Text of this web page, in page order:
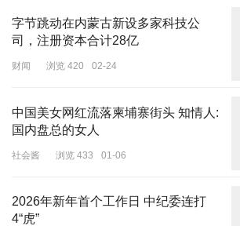
驻日美军厚木基地与日本海上自卫队厚木基地
字节跳动在内蒙古新设多家科技公
司，注册资本合计28亿
财闻 浏览 420 02-24
中国美女网红流落柬埔寨街头 知情人:
国内盘总的女人
社会酱 浏览 433 01-06
2026年新年首个工作日 中纪委连打
4“虎”